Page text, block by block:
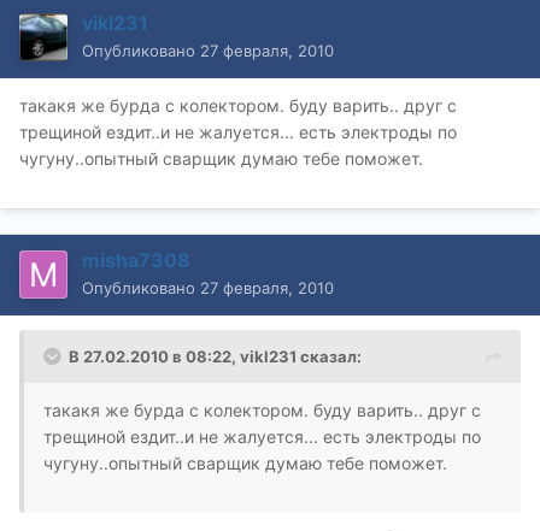
vikl231
Опубликовано 27 февраля, 2010
такакя же бурда с колектором. буду варить.. друг с
трещиной ездит..и не жалуется... есть электроды по
чугуну..опытный сварщик думаю тебе поможет.
misha7308
Опубликовано 27 февраля, 2010
В 27.02.2010 в 08:22, vikl231 сказал:
такакя же бурда с колектором. буду варить.. друг с
трещиной ездит..и не жалуется... есть электроды по
чугуну..опытный сварщик думаю тебе поможет.